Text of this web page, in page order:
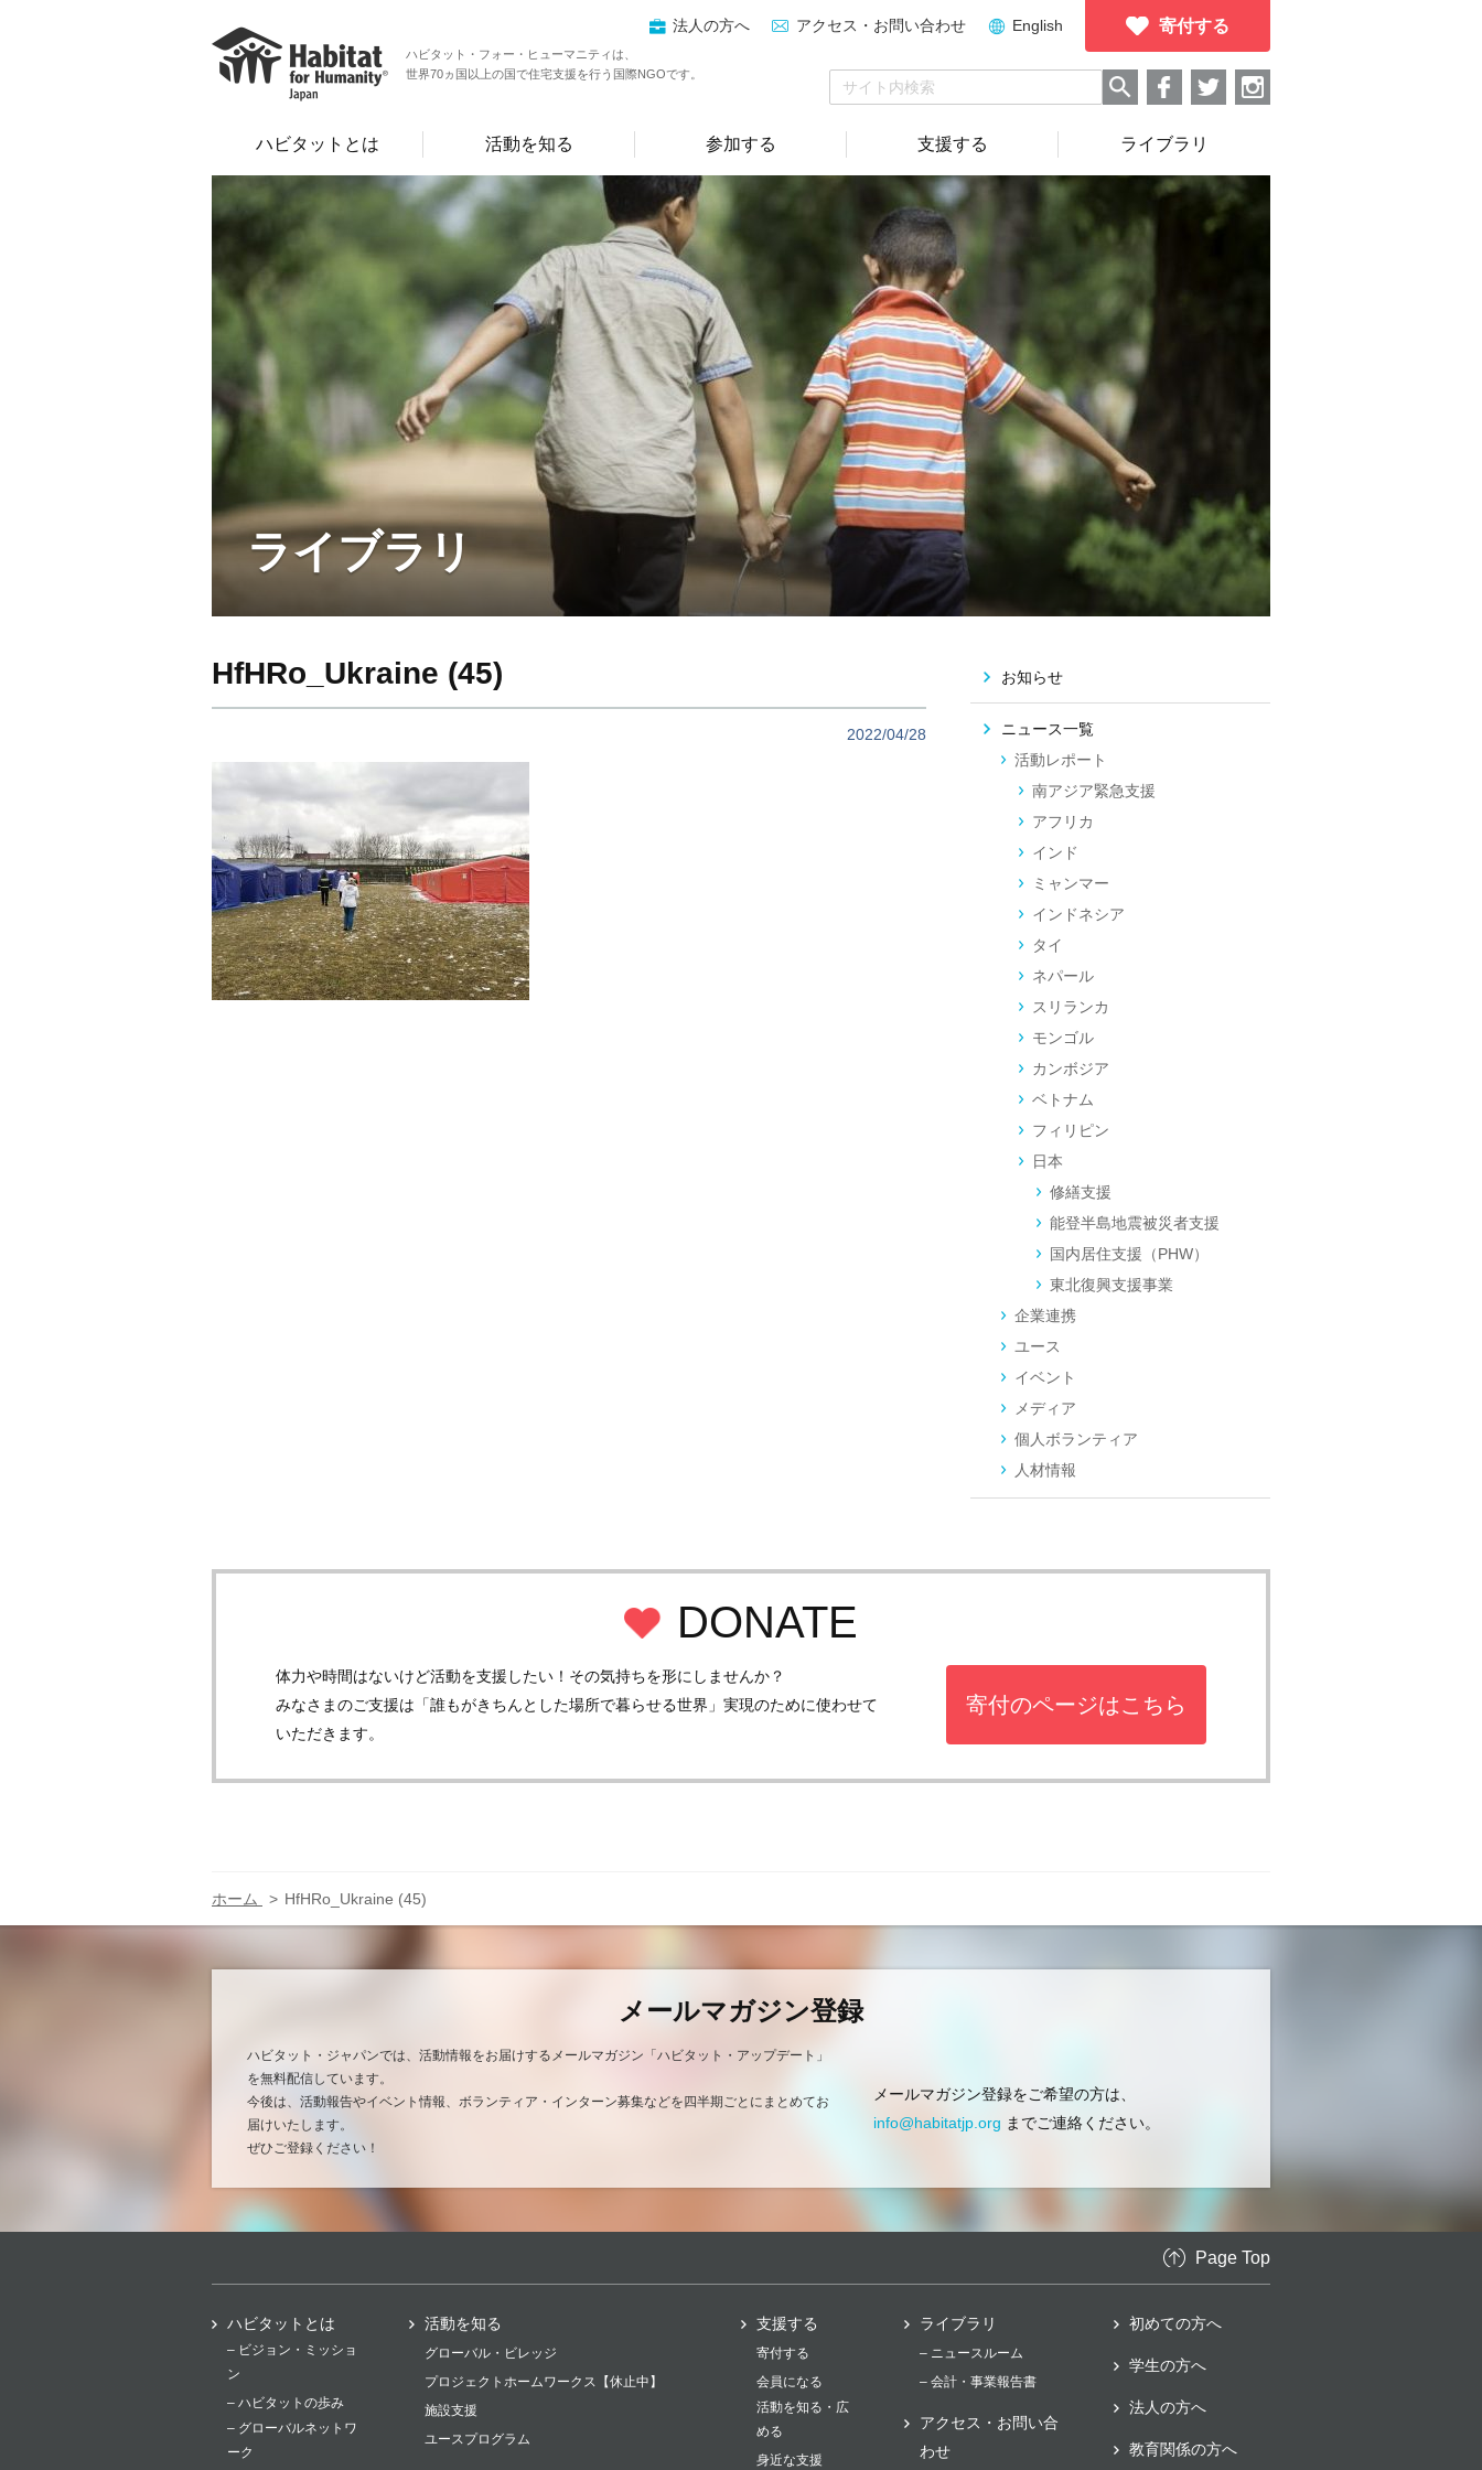
ハビタット・フォー・ヒューマニティは、
世界70ヵ国以上の国で住宅支援を行う国際NGOです。
寄付する
法人の方へ アクセス・お問い合わせ English
ハビタットとは 活動を知る 参加する 支援する ライブラリ
ライブラリ
HfHRo_Ukraine (45)
2022/04/28
お知らせ
ニュース一覧
活動レポート
南アジア緊急支援
アフリカ
インド
ミャンマー
インドネシア
タイ
ネパール
スリランカ
モンゴル
カンボジア
ベトナム
フィリピン
日本
修繕支援
能登半島地震被災者支援
国内居住支援（PHW）
東北復興支援事業
企業連携
ユース
イベント
メディア
個人ボランティア
人材情報
DONATE
体力や時間はないけど活動を支援したい！その気持ちを形にしませんか？
みなさまのご支援は「誰もがきちんとした場所で暮らせる世界」実現のために使わせて
いただきます。
寄付のページはこちら
ホーム HfHRo_Ukraine (45)
メールマガジン登録
ハビタット・ジャパンでは、活動情報をお届けするメールマガジン「ハビタット・アップデート」
を無料配信しています。
今後は、活動報告やイベント情報、ボランティア・インターン募集などを四半期ごとにまとめてお
届けいたします。
ぜひご登録ください！
メールマガジン登録をご希望の方は、
info@habitatjp.org までご連絡ください。
Page Top
ハビタットとは
– ビジョン・ミッショ
ン
– ハビタットの歩み
– グローバルネットワ
ーク
活動を知る
グローバル・ビレッジ
プロジェクトホームワークス【休止中】
施設支援
ユースプログラム
支援する
寄付する
会員になる
活動を知る・広
める
身近な支援
ライブラリ
– ニュースルーム
– 会計・事業報告書
アクセス・お問い合
わせ
初めての方へ
学生の方へ
法人の方へ
教育関係の方へ